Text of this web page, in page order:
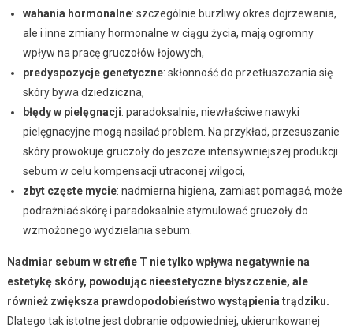
wahania hormonalne: szczególnie burzliwy okres dojrzewania,
ale i inne zmiany hormonalne w ciągu życia, mają ogromny
wpływ na pracę gruczołów łojowych,
predyspozycje genetyczne: skłonność do przetłuszczania się
skóry bywa dziedziczna,
błędy w pielęgnacji: paradoksalnie, niewłaściwe nawyki
pielęgnacyjne mogą nasilać problem. Na przykład, przesuszanie
skóry prowokuje gruczoły do jeszcze intensywniejszej produkcji
sebum w celu kompensacji utraconej wilgoci,
zbyt częste mycie: nadmierna higiena, zamiast pomagać, może
podrażniać skórę i paradoksalnie stymulować gruczoły do
wzmożonego wydzielania sebum.
Nadmiar sebum w strefie T nie tylko wpływa negatywnie na
estetykę skóry, powodując nieestetyczne błyszczenie, ale
również zwiększa prawdopodobieństwo wystąpienia trądziku.
Dlatego tak istotne jest dobranie odpowiedniej, ukierunkowanej